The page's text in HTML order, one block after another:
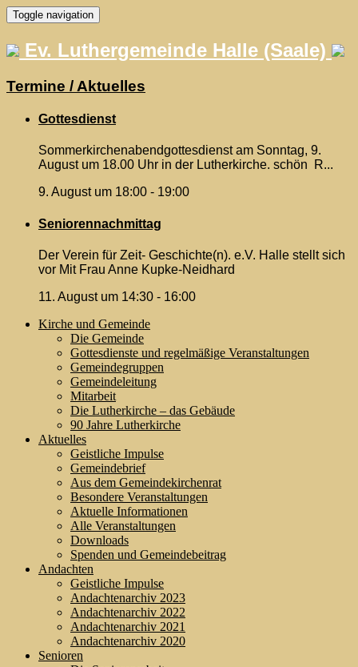
Skip
to
content
Toggle navigation
Ev. Luthergemeinde Halle (Saale)
Termine / Aktuelles
Gottesdienst
Sommerkirchenabendgottesdienst am Sonntag, 9.
August um 18.00 Uhr in der Lutherkirche. schön R...
9. August um 18:00 - 19:00
Seniorennachmittag
Der Verein für Zeit- Geschichte(n). e.V. Halle stellt sich
vor Mit Frau Anne Kupke-Neidhard
11. August um 14:30 - 16:00
Kirche und Gemeinde
Die Gemeinde
Gottesdienste und regelmäßige Veranstaltungen
Gemeindegruppen
Gemeindeleitung
Mitarbeit
Die Lutherkirche – das Gebäude
90 Jahre Lutherkirche
Aktuelles
Geistliche Impulse
Gemeindebrief
Aus dem Gemeindekirchenrat
Besondere Veranstaltungen
Aktuelle Informationen
Alle Veranstaltungen
Downloads
Spenden und Gemeindebeitrag
Andachten
Geistliche Impulse
Andachtenarchiv 2023
Andachtenarchiv 2022
Andachtenarchiv 2021
Andachtenarchiv 2020
Senioren